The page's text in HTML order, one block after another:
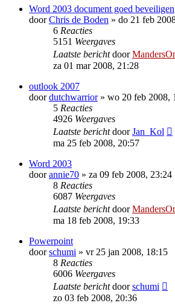
Word 2003 document goed beveiligen
doorChris de Boden » do 21 feb
6 Reacties
5151 Weergaves
Laatste berichtdoor
za 01 mar 2008, 21:28
outlook 2007
doordutchwarrior» wo 20 feb 2008,
5 Reacties
4926 Weergaves
Laatste berichtdoorJan_Kol
ma 25 feb 2008, 20:57
Word 2003
doorannie70 » za 09 feb 2008, 23:24
8 Reacties
6087 Weergaves
Laatste berichtdoor
ma 18 feb 2008, 19:33
Powerpoint
doorschumi » vr 25 jan 2008, 18:15
8 Reacties
6006 Weergaves
Laatste berichtdoorschumi
zo 03 feb 2008, 20:36